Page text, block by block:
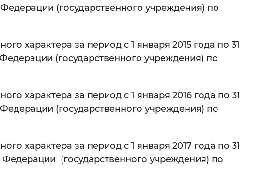
(государственного учреждения) по
характера за период с 1 января 2015 года по 31
(государственного учреждения) по
характера за период с 1 января 2016 года по 31
(государственного учреждения) по
характера за период с 1 января 2017 года по 31
(государственного учреждения) по